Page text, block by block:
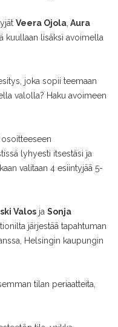
Veera Ojola, Aura
kuullaan lisäksi avoimella
joka sopii teemaan
valolla? Haku avoimeen
osoitteeseen
lyhyesti itsestäsi ja
valitaan 4 esiintyjää 5-
Valos ja Sonja
järjestää tapahtuman
Helsingin kaupungin
tilan periaatteita,